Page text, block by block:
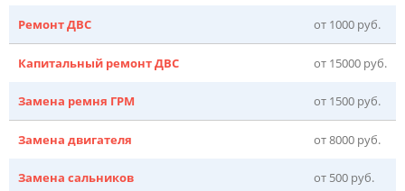
Ремонт ДВС от 1000 руб.
Капитальный ремонт ДВС от 15000 руб.
Замена ремня ГРМ от 1500 руб.
Замена двигателя от 8000 руб.
Замена сальников от 500 руб.